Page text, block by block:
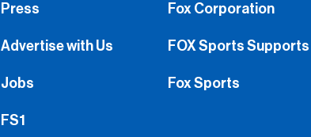
Press
Advertise with Us
Jobs
FS1
Fox Corporation
FOX Sports Supports
Fox Sports